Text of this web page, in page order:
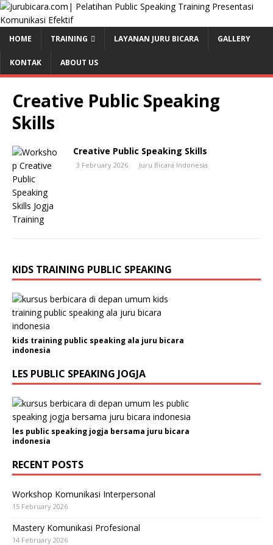
HOME TRAINING LAYANAN JURU BICARA GALLERY
KONTAK ABOUT US
Creative Public Speaking
Skills
Creative Public Speaking Skills
3 February 2026 Juru Bicara Indonesia
KIDS TRAINING PUBLIC SPEAKING
kids training public speaking ala juru bicara
indonesia
LES PUBLIC SPEAKING JOGJA
les public speaking jogja bersama juru bicara
indonesia
RECENT POSTS
Workshop Komunikasi Interpersonal
15 February 2026
Mastery Komunikasi Profesional
14 February 2026